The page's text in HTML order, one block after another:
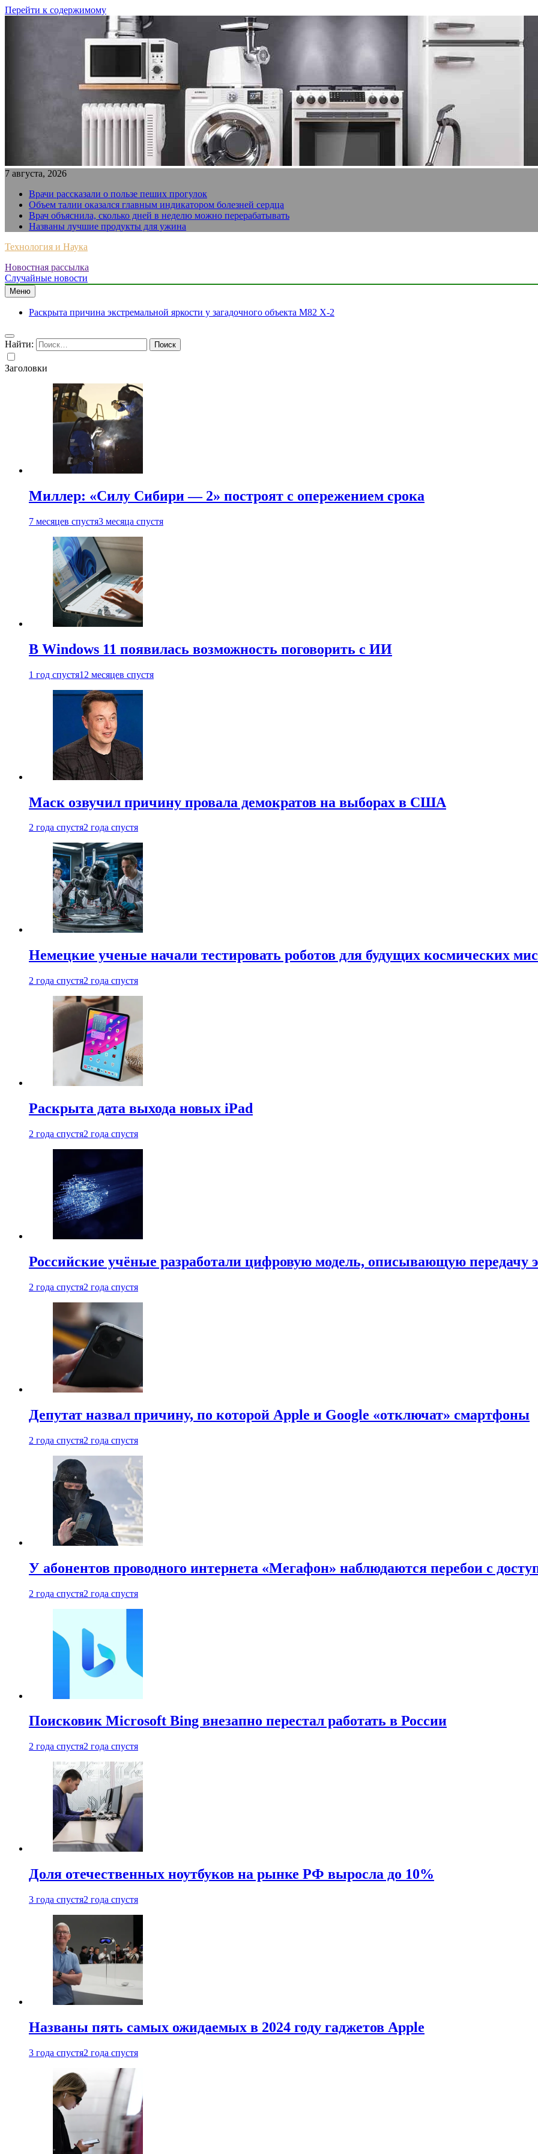
Перейти к содержимому
7 августа, 2026
Врачи рассказали о пользе пеших прогулок
Объем талии оказался главным индикатором болезней сердца
Врач объяснила, сколько дней в неделю можно перерабатывать
Названы лучшие продукты для ужина
Технология и Наука
Новостная рассылка
Случайные новости
Меню
Раскрыта причина экстремальной яркости у загадочного объекта M82 X-2
Найти:
Заголовки
Миллер: «Силу Сибири — 2» построят с опережением срока
7 месяцев спустя3 месяца спустя
В Windows 11 появилась возможность поговорить с ИИ
1 год спустя12 месяцев спустя
Маск озвучил причину провала демократов на выборах в США
2 года спустя2 года спустя
Немецкие ученые начали тестировать роботов для будущих космических
2 года спустя2 года спустя
Раскрыта дата выхода новых iPad
2 года спустя2 года спустя
Российские учёные разработали цифровую модель, описывающую передачу
2 года спустя2 года спустя
Депутат назвал причину, по которой Apple и Google «отключат» смартфоны
2 года спустя2 года спустя
У абонентов проводного интернета «Мегафон» наблюдаются перебои с
2 года спустя2 года спустя
Поисковик Microsoft Bing внезапно перестал работать в России
2 года спустя2 года спустя
Доля отечественных ноутбуков на рынке РФ выросла до 10%
3 года спустя2 года спустя
Названы пять самых ожидаемых в 2024 году гаджетов Apple
3 года спустя2 года спустя